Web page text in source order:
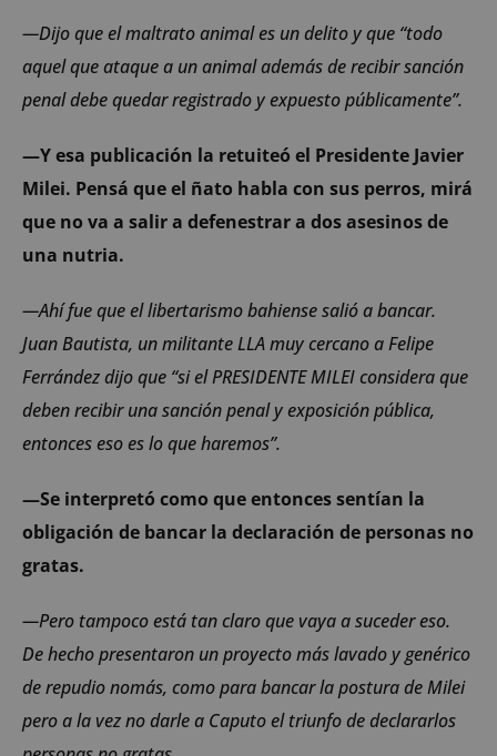
—Dijo que el maltrato animal es un delito y que “todo
aquel que ataque a un animal además de recibir sanción
penal debe quedar registrado y expuesto públicamente”.
—Y esa publicación la retuiteó el Presidente Javier
Milei. Pensá que el ñato habla con sus perros, mirá
que no va a salir a defenestrar a dos asesinos de
una nutria.
—Ahí fue que el libertarismo bahiense salió a bancar.
Juan Bautista, un militante LLA muy cercano a Felipe
Ferrández dijo que “si el PRESIDENTE MILEI considera que
deben recibir una sanción penal y exposición pública,
entonces eso es lo que haremos”.
—Se interpretó como que entonces sentían la
obligación de bancar la declaración de personas no
gratas.
—Pero tampoco está tan claro que vaya a suceder eso.
De hecho presentaron un proyecto más lavado y genérico
de repudio nomás, como para bancar la postura de Milei
pero a la vez no darle a Caputo el triunfo de declararlos